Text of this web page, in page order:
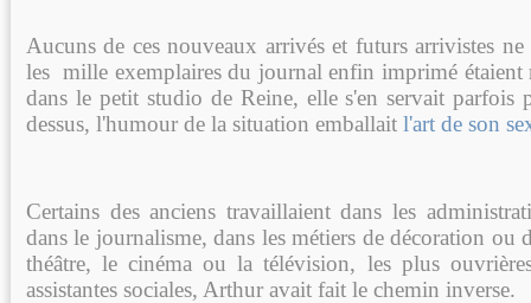
Aucuns de ces nouveaux arrivés et futurs arrivistes ne
les mille exemplaires du journal enfin imprimé étaient
dans le petit studio de Reine, elle s'en servait parfois
dessus, l'humour de la situation emballait l'art de son
Certains des anciens travaillaient dans les
dans le journalisme, dans les métiers de décoration ou
théâtre, le cinéma ou la télévision, les plus
assistantes sociales, Arthur avait fait le chemin inverse.